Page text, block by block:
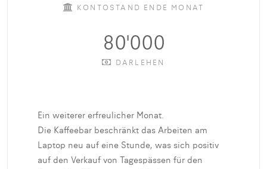
KONTOSTAND ENDE MONAT
80'000
DARLEHEN
Ein weiterer erfreulicher Monat.
Die Kaffeebar beschränkt das Arbeiten am
Laptop neu auf eine Stunde, was sich positiv
auf den Verkauf von Tagespässen für den